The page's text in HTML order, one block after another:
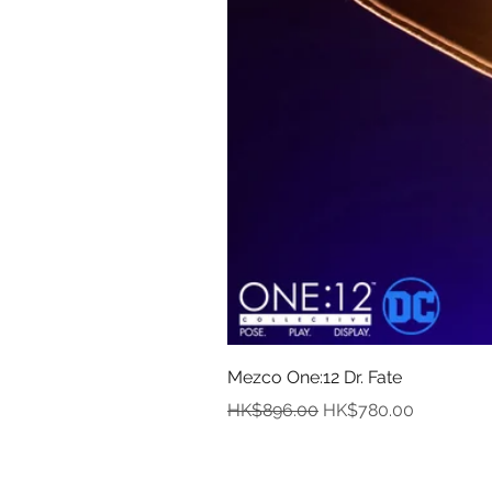
Mezco One:12 Dr. Fate
一般價格
HK$896.00 促銷價格
HK$780.00